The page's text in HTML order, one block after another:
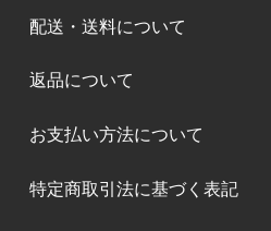
配送・送料について
返品について
お支払い方法について
特定商取引法に基づく表記